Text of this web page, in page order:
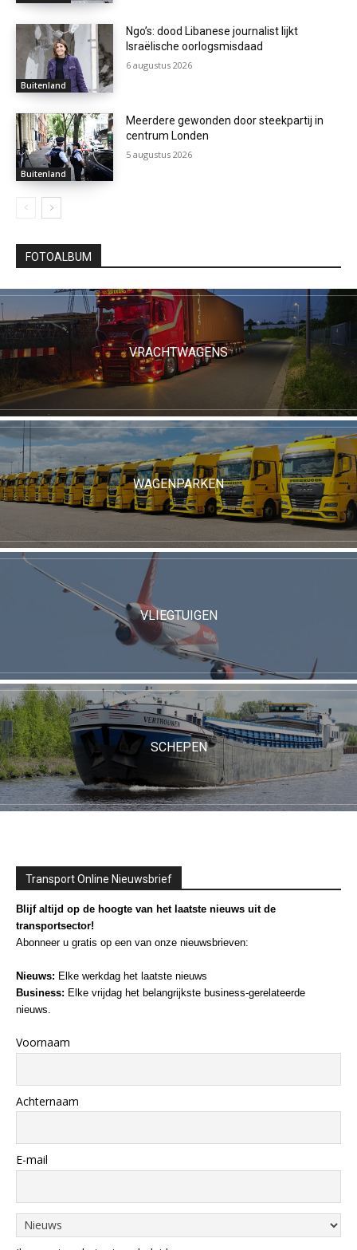
Buitenland
Ngo’s: dood Libanese journalist lijkt
Israëlische oorlogsmisdaad
6 augustus 2026
Buitenland
Meerdere gewonden door steekpartij in
centrum Londen
5 augustus 2026
FOTOALBUM
VRACHTWAGENS
WAGENPARKEN
VLIEGTUIGEN
SCHEPEN
Transport Online Nieuwsbrief
Blijf altijd op de hoogte van het laatste nieuws uit de
transportsector!
Abonneer u gratis op een van onze nieuwsbrieven:
Nieuws: Elke werkdag het laatste nieuws
Business: Elke vrijdag het belangrijkste business-gerelateerde
nieuws.
Voornaam
Achternaam
E-mail